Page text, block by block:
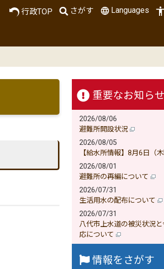
行政TOP さがす Languages
重要なお知らせ
2026/08/06
避難所開設状況
2026/08/05
【給水所情報】8月6日（
2026/08/01
避難所の再編について
2026/07/31
生活用水の配布について
2026/07/31
八代市上水道の被災状況
応について
情報をさがす